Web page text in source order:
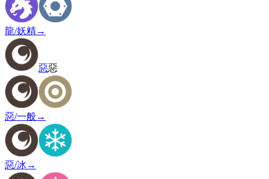
龍/妖精→
惡惡
惡/一般→
惡/冰 →